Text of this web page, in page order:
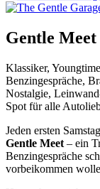
Gentle
Klassiker,
Benzingespräche,
Nostalgie,
Spot für alle
Jeden ersten
Gentle Meet – ein
Benzingespräche
vorbeikommen